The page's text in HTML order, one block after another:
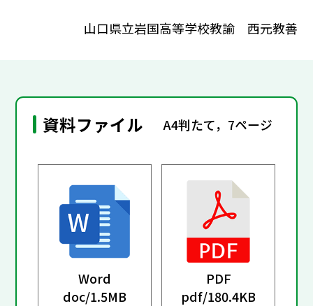
山口県立岩国高等学校教諭 西元教善
資料ファイル A4判たて，7ページ
Word
doc/1.5MB
PDF
pdf/180.4KB